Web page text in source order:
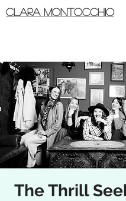
CLARA MONTOCCHIO
The Thrill